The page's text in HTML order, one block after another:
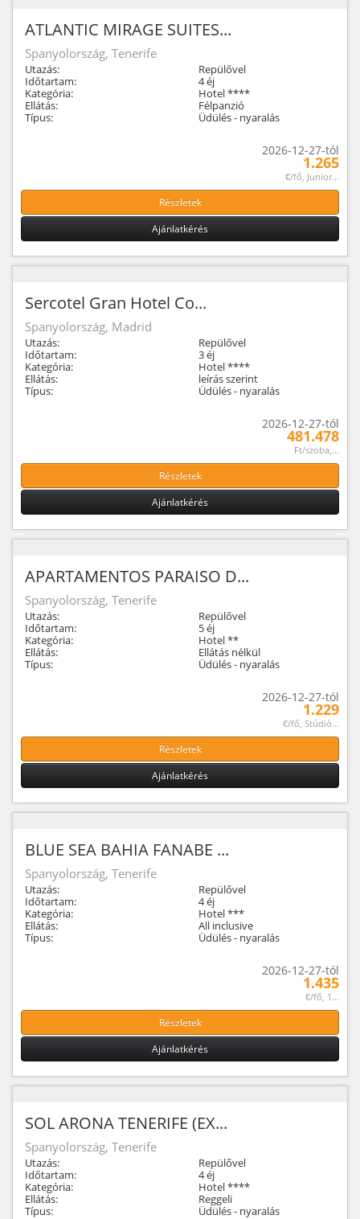
ATLANTIC MIRAGE SUITES...
Spanyolország, Tenerife
Utazás:
Repülővel
Időtartam:
4 éj
Kategória:
Hotel ****
Ellátás:
Félpanzió
Típus:
Üdülés - nyaralás
2026-12-27-tól
1.265
€/fő, Junior...
Részletek
Ajánlatkérés
Sercotel Gran Hotel Co...
Spanyolország, Madrid
Utazás:
Repülővel
Időtartam:
3 éj
Kategória:
Hotel ****
Ellátás:
leírás szerint
Típus:
Üdülés - nyaralás
2026-12-27-tól
481.478
Ft/szoba,...
Részletek
Ajánlatkérés
APARTAMENTOS PARAISO D...
Spanyolország, Tenerife
Utazás:
Repülővel
Időtartam:
5 éj
Kategória:
Hotel **
Ellátás:
Ellátás nélkül
Típus:
Üdülés - nyaralás
2026-12-27-tól
1.229
€/fő, Stúdió...
Részletek
Ajánlatkérés
BLUE SEA BAHIA FANABE ...
Spanyolország, Tenerife
Utazás:
Repülővel
Időtartam:
4 éj
Kategória:
Hotel ***
Ellátás:
All inclusive
Típus:
Üdülés - nyaralás
2026-12-27-tól
1.435
€/fő, 1...
Részletek
Ajánlatkérés
SOL ARONA TENERIFE (EX...
Spanyolország, Tenerife
Utazás:
Repülővel
Időtartam:
4 éj
Kategória:
Hotel ****
Ellátás:
Reggeli
Típus:
Üdülés - nyaralás